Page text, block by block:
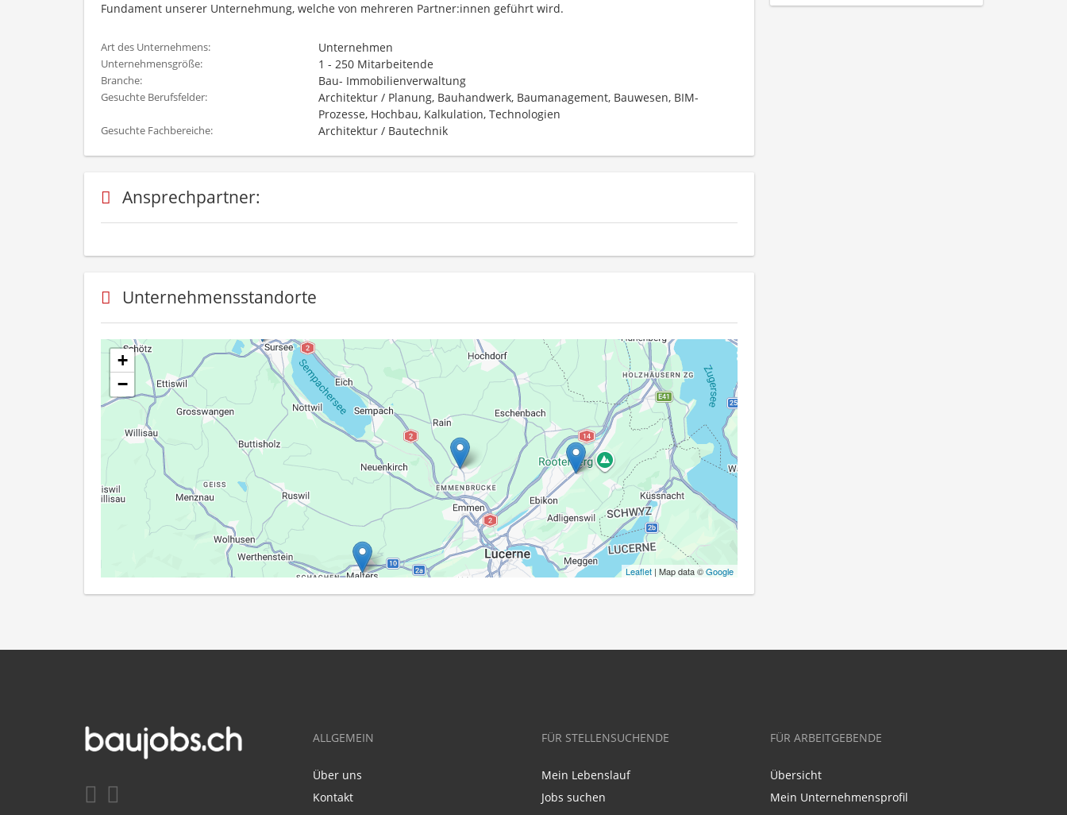
Fundament unserer Unternehmung, welche von mehreren Partner:innen geführt wird.
Art des Unternehmens: Unternehmen
Unternehmensgröße: 1 - 250 Mitarbeitende
Branche: Bau- Immobilienverwaltung
Gesuchte Berufsfelder:
Architektur / Planung, Bauhandwerk, Baumanagement, Bauwesen, BIM-
Prozesse, Hochbau, Kalkulation, Technologien
Gesuchte Fachbereiche: Architektur / Bautechnik
Ansprechpartner:
Unternehmensstandorte
+
−
Leaflet | Map data ©Google
ALLGEMEIN
Über uns
Kontakt
FÜR STELLENSUCHENDE
Mein Lebenslauf
Jobs suchen
FÜR ARBEITGEBENDE
Übersicht
Mein Unternehmensprofil